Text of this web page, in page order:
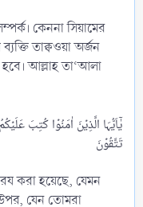
কেননা সিয়ামের
তাক্বওয়া অর্জন
আল্লাহ তা‘আলা
یٰۤاَیُّہَا الَّذِیۡنَ اٰمَنُوۡا کُتِبَ
করা হয়েছে, যেমন
যেন তোমরা